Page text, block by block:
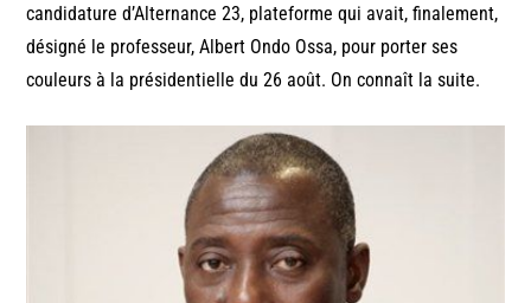
candidature d’Alternance 23, plateforme qui avait, finalement,
désigné le professeur, Albert Ondo Ossa, pour porter ses
couleurs à la présidentielle du 26 août. On connaît la suite.